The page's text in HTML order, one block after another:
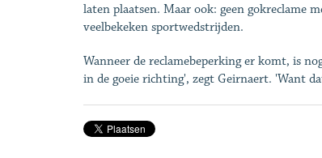
laten plaatsen. Maar ook: geen gokreclame
veelbekeken sportwedstrijden.
Wanneer de reclamebeperking er komt, is
in de goeie richting', zegt Geirnaert. 'Want